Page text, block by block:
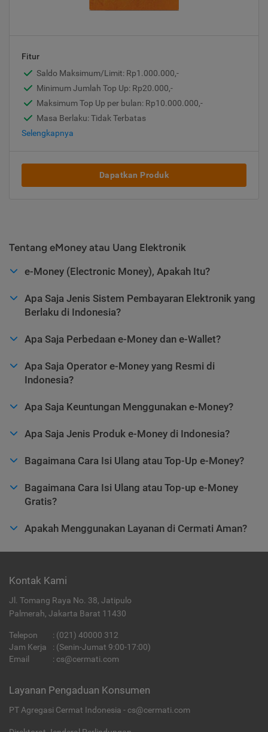
Fitur
Saldo Maksimum/Limit: Rp1.000.000,-
Minimum Jumlah Top Up: Rp20.000,-
Maksimum Top Up per bulan: Rp10.000.000,-
Masa Berlaku: Tidak Terbatas
Selengkapnya
Dapatkan Produk
Tentang eMoney atau Uang Elektronik
e-Money (Electronic Money), Apakah Itu?
Apa Saja Jenis Sistem Pembayaran Elektronik yang
Berlaku di Indonesia?
Apa Saja Perbedaan e-Money dan e-Wallet?
Apa Saja Operator e-Money yang Resmi di
Indonesia?
Apa Saja Keuntungan Menggunakan e-Money?
Apa Saja Jenis Produk e-Money di Indonesia?
Bagaimana Cara Isi Ulang atau Top-Up e-Money?
Bagaimana Cara Isi Ulang atau Top-up e-Money
Gratis?
Apakah Menggunakan Layanan di Cermati Aman?
Kontak Kami
Jl. Tomang Raya No. 38, Jatipulo
Palmerah, Jakarta Barat 11430
Telepon : (021) 40000 312
Jam Kerja
: (Senin-Jumat 9:00-17:00)
Email
: cs@cermati.com
Layanan Pengaduan Konsumen
PT Agregasi Cermat Indonesia - cs@cermati.com